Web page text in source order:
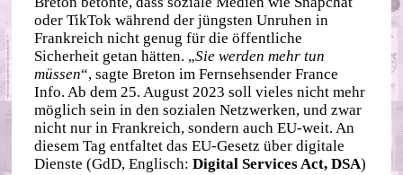
oder TikTok während der jüngsten Unruhen in
Frankreich nicht genug für die öffentliche
Sicherheit getan hätten. „Sie werden mehr tun
müssen“, sagte Breton im Fernsehsender France
Info. Ab dem 25. August 2023 soll vieles nicht mehr
möglich sein in den sozialen Netzwerken, und zwar
nicht nur in Frankreich, sondern auch EU-weit. An
diesem Tag entfaltet das EU-Gesetz über digitale
Dienste (GdD, Englisch:Digital Services Act, DSA)